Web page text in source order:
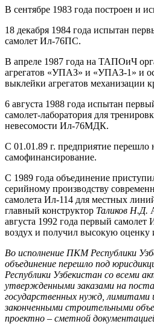
В сентябре 1983 года построен и
18 декабря 1984 года испытан
самолет Ил-76ПС.
В апреле 1987 года на ТАПОиЧ
агрегатов «УПАЗ» и «УПАЗ-1» и
выклейки агрегатов механизации
6 августа 1988 года испытан
самолет-лаборатория для
невесомости Ил-76МДК.
С 01.01.89 г. предприятие перешло
самофинансирование.
С 1989 года объединение
серийному производству
самолета Ил-114 для местных
главный конструктор Таликов Н.Д.
августа 1992 года первый
воздух и получил высокую оценку
Во исполнение ПКМ Республики
объединение перешло под
Республики Узбекистан со всеми
утвержденными заказами на
государственных нужд, лимитами
законченными строительными
проектно – сметной